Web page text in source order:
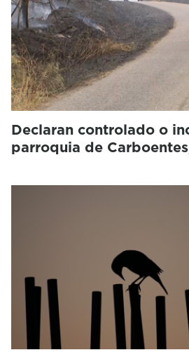
Declaran controlado o
parroquia de